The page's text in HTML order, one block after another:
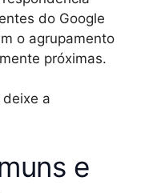
do Google
o agrupamento
próximas.
a
e